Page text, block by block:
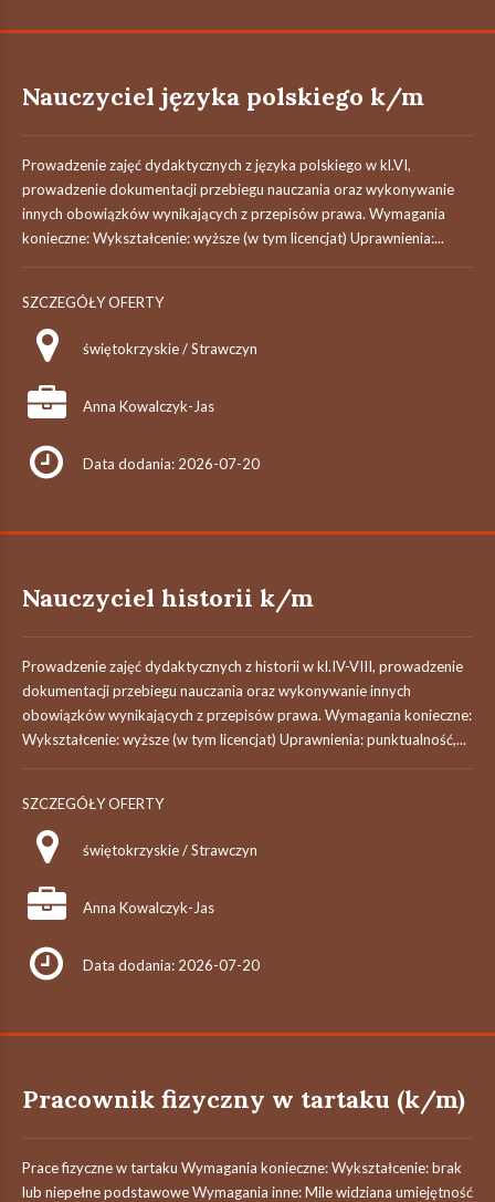
Nauczyciel języka polskiego k/m
Prowadzenie zajęć dydaktycznych z języka polskiego w kl.VI,
prowadzenie dokumentacji przebiegu nauczania oraz wykonywanie
innych obowiązków wynikających z przepisów prawa. Wymagania
konieczne: Wykształcenie: wyższe (w tym licencjat) Uprawnienia:...
SZCZEGÓŁY OFERTY
świętokrzyskie / Strawczyn
Anna Kowalczyk-Jas
Data dodania: 2026-07-20
Nauczyciel historii k/m
Prowadzenie zajęć dydaktycznych z historii w kl.IV-VIII, prowadzenie
dokumentacji przebiegu nauczania oraz wykonywanie innych
obowiązków wynikających z przepisów prawa. Wymagania konieczne:
Wykształcenie: wyższe (w tym licencjat) Uprawnienia: punktualność,...
SZCZEGÓŁY OFERTY
świętokrzyskie / Strawczyn
Anna Kowalczyk-Jas
Data dodania: 2026-07-20
Pracownik fizyczny w tartaku (k/m)
Prace fizyczne w tartaku Wymagania konieczne: Wykształcenie: brak
lub niepełne podstawowe Wymagania inne: Mile widziana umiejętność